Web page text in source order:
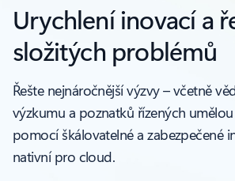
Urychlení inovací a
složitých problémů
Řešte nejnáročnější výzvy – včetně
výzkumu a poznatků řízených
pomocí škálovatelné a zabezpečené
nativní pro cloud.